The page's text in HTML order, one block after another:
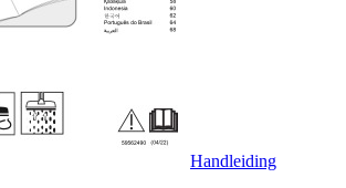
Handleiding